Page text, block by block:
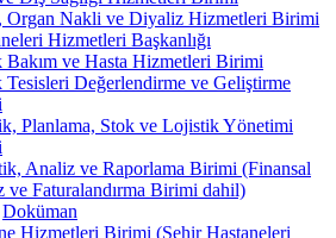
Organ Nakli ve Diyaliz Hizmetleri Birimi
Hizmetleri Başkanlığı
Bakım ve Hasta Hizmetleri Birimi
Tesisleri Değerlendirme ve Geliştirme
Planlama, Stok ve Lojistik Yönetimi
Analiz ve Raporlama Birimi (Finansal
ve Faturalandırma Birimi dahil)
Doküman
Hizmetleri Birimi (Şehir Hastaneleri